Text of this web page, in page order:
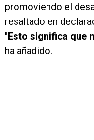
promoviendo el
resaltado en
"Esto significa que
ha añadido.